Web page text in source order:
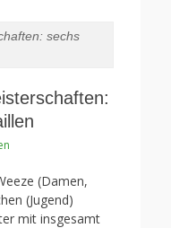
sechs
(Damen,
(Jugend)
mit insgesamt